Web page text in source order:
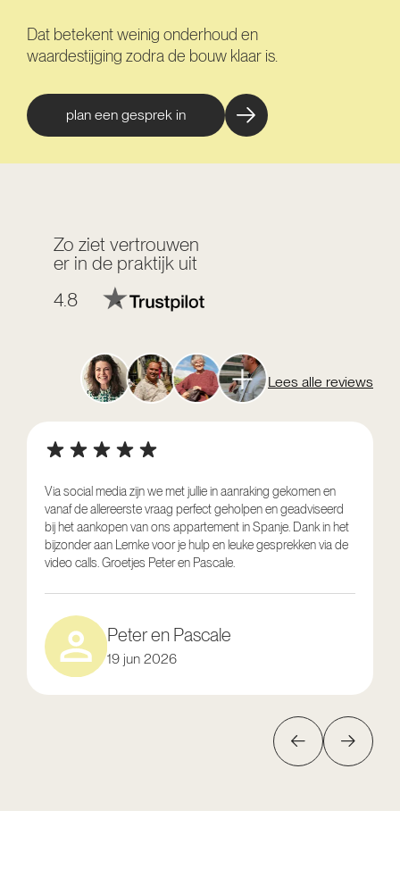
Dat betekent weinig onderhoud en
waardestijging zodra de bouw klaar is.
plan een gesprek in
Zo ziet vertrouwen
er in de praktijk uit
4.8
Lees alle reviews
Via social media zijn we met jullie in aanraking gekomen en
vanaf de allereerste vraag perfect geholpen en geadviseerd
bij het aankopen van ons appartement in Spanje. Dank in het
bijzonder aan Lemke voor je hulp en leuke gesprekken via de
video calls. Groetjes Peter en Pascale.
Peter en Pascale
19 jun 2026